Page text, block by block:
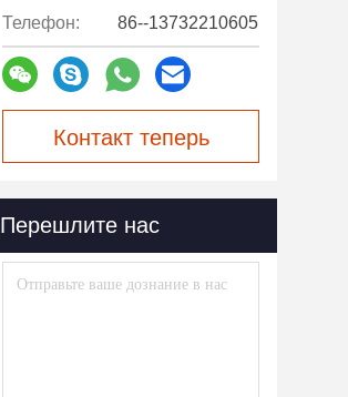
Телефон: 86--13732210605
Контакт теперь
Перешлите нас